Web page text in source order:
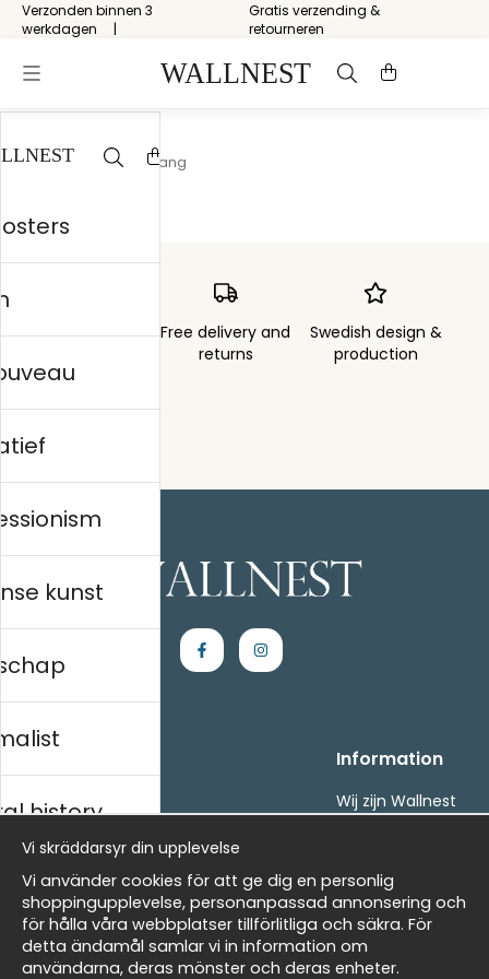
Verzonden binnen 3
werkdagen
Gratis verzending &
retourneren
Start / Marmer Behang
Order sent within Free delivery and
returns
Swedish design &
production
Kontakta oss
- Returer och återbetalningar
- Leverans - enkelt, snabbt &amp; gratis
Om cookies
Mina favoriter
Information
Wij zijn Wallnest
Nieuwsbrief
kunst
history
Vi skräddarsyr din upplevelse
Vi använder cookies för att ge dig en personlig
shoppingupplevelse, personanpassad annonsering och
för hålla våra webbplatser tillförlitliga och säkra. För
detta ändamål samlar vi in information om
användarna, deras mönster och deras enheter.